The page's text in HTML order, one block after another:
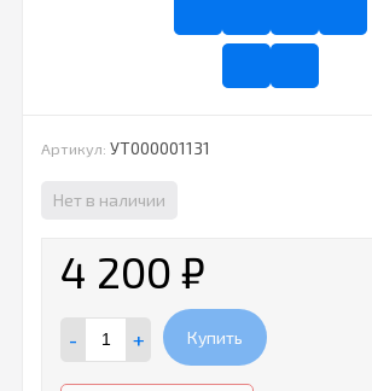
Артикул: УТ000001131
Нет в наличии
4 200 ₽
- + Купить